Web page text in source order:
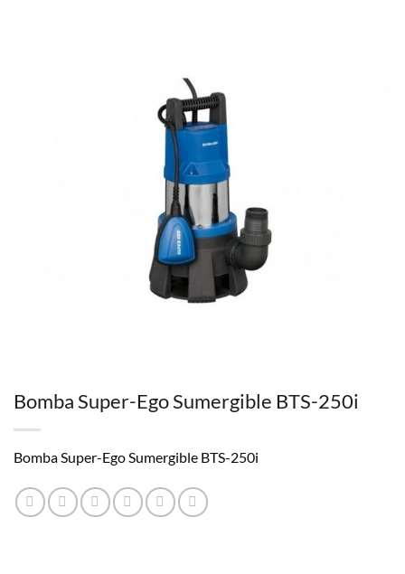
Bomba Super-Ego Sumergible BTS-250i
Bomba Super-Ego Sumergible BTS-250i